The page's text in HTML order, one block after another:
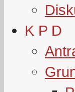
K P D